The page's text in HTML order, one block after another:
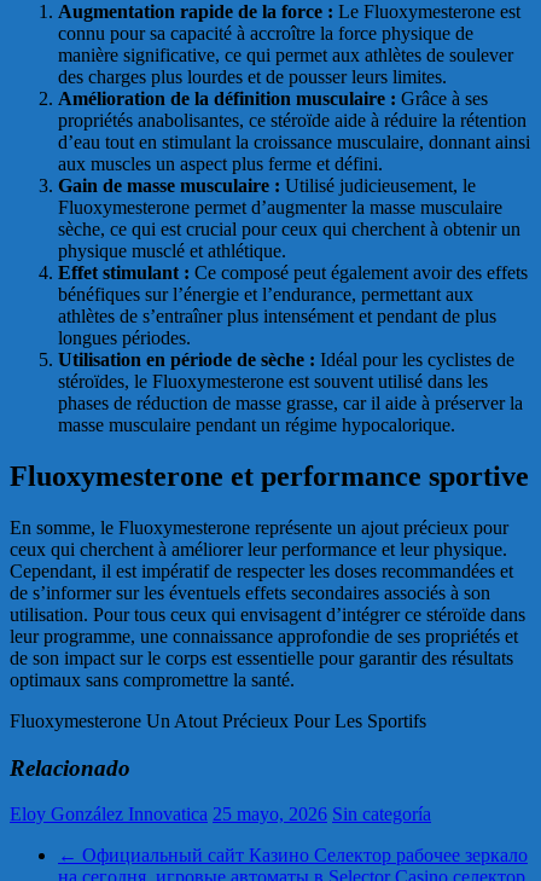
Augmentation rapide de la force : Le Fluoxymesterone est
connu pour sa capacité à accroître la force physique de
manière significative, ce qui permet aux athlètes de soulever
des charges plus lourdes et de pousser leurs limites.
Amélioration de la définition musculaire : Grâce à ses
propriétés anabolisantes, ce stéroïde aide à réduire la rétention
d’eau tout en stimulant la croissance musculaire, donnant ainsi
aux muscles un aspect plus ferme et défini.
Gain de masse musculaire : Utilisé judicieusement, le
Fluoxymesterone permet d’augmenter la masse musculaire
sèche, ce qui est crucial pour ceux qui cherchent à obtenir un
physique musclé et athlétique.
Effet stimulant : Ce composé peut également avoir des effets
bénéfiques sur l’énergie et l’endurance, permettant aux
athlètes de s’entraîner plus intensément et pendant de plus
longues périodes.
Utilisation en période de sèche : Idéal pour les cyclistes de
stéroïdes, le Fluoxymesterone est souvent utilisé dans les
phases de réduction de masse grasse, car il aide à préserver la
masse musculaire pendant un régime hypocalorique.
Fluoxymesterone et performance sportive
En somme, le Fluoxymesterone représente un ajout précieux pour
ceux qui cherchent à améliorer leur performance et leur physique.
Cependant, il est impératif de respecter les doses recommandées et
de s’informer sur les éventuels effets secondaires associés à son
utilisation. Pour tous ceux qui envisagent d’intégrer ce stéroïde dans
leur programme, une connaissance approfondie de ses propriétés et
de son impact sur le corps est essentielle pour garantir des résultats
optimaux sans compromettre la santé.
Fluoxymesterone Un Atout Précieux Pour Les Sportifs
Relacionado
Eloy González Innovatica 25 mayo, 2026 Sin categoría
← Официальный сайт Казино Селектор рабочее зеркало